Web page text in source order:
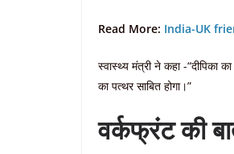
Read More: India-UK
स्वास्थ्य मंत्री ने कहा -
का पत्थर साबित होगा।”
वर्कफ्रंट की